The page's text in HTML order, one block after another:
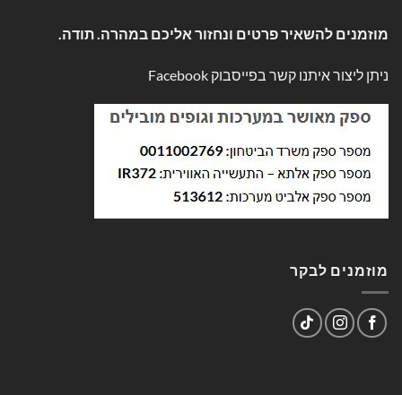
מוזמנים להשאיר פרטים ונחזור אליכם במהרה. תודה.
ניתן ליצור איתנו קשר בפייסבוק Facebook
מוזמנים לבקר